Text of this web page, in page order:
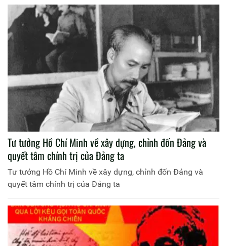
Tư tưởng Hồ Chí Minh về xây dựng, chỉnh đốn Đảng và
quyết tâm chính trị của Đảng ta
Tư tưởng Hồ Chí Minh về xây dựng, chỉnh đốn Đảng và
quyết tâm chính trị của Đảng ta